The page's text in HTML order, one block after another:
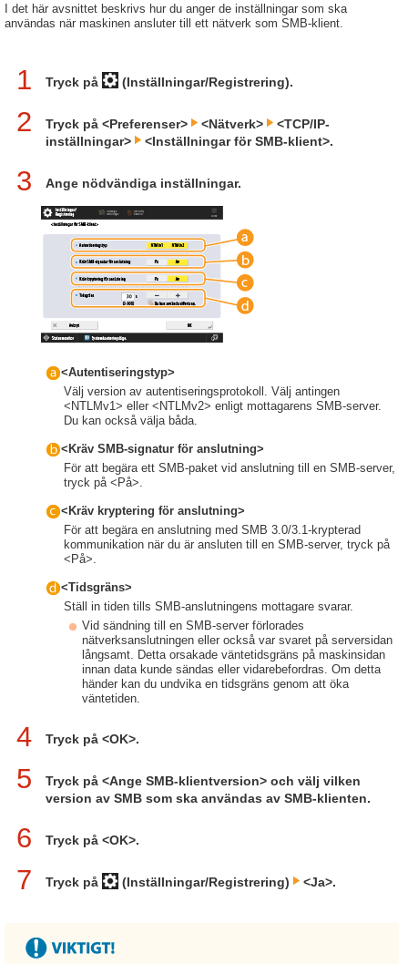
I det här avsnittet beskrivs hur du anger de inställningar som ska
användas när maskinen ansluter till ett nätverk som SMB-klient.
1 Tryck på (Inställningar/Registrering).
2 Tryck på <Preferenser> <Nätverk>
<TCP/IP-
inställningar>
<Inställningar för SMB-klient>.
3 Ange nödvändiga inställningar.
<Autentiseringstyp>
Välj version av autentiseringsprotokoll. Välj antingen
<NTLMv1> eller <NTLMv2> enligt mottagarens SMB-server.
Du kan också välja båda.
<Kräv SMB-signatur för anslutning>
För att begära ett SMB-paket vid anslutning till en SMB-server,
tryck på <På>.
<Kräv kryptering för anslutning>
För att begära en anslutning med SMB 3.0/3.1-krypterad
kommunikation när du är ansluten till en SMB-server, tryck på
<På>.
<Tidsgräns>
Ställ in tiden tills SMB-anslutningens mottagare svarar.
Vid sändning till en SMB-server förlorades
nätverksanslutningen eller också var svaret på serversidan
långsamt. Detta orsakade väntetidsgräns på maskinsidan
innan data kunde sändas eller vidarebefordras. Om detta
händer kan du undvika en tidsgräns genom att öka
väntetiden.
4 Tryck på <OK>.
5
Tryck på <Ange SMB-klientversion> och välj vilken
version av SMB som ska användas av SMB-klienten.
6 Tryck på <OK>.
7 Tryck på (Inställningar/Registrering) <Ja>.